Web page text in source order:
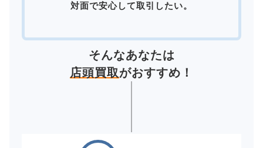
対面で安心して取引したい。
そんなあなたは
店頭買取がおすすめ！